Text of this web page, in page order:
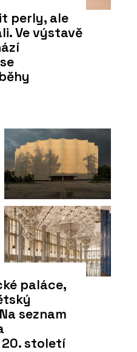
perly, ale
Ve výstavě
paláce,
seznam
století